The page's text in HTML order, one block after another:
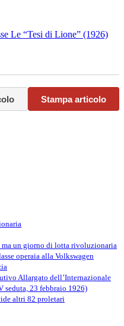
Le “Tesi di Lione” (1926)
Stampa articolo
un giorno di lotta rivoluzionaria
operaia alla Volkswagen
Allargato dell’Internazionale
seduta, 23 febbraio 1926)
altri 82 proletari